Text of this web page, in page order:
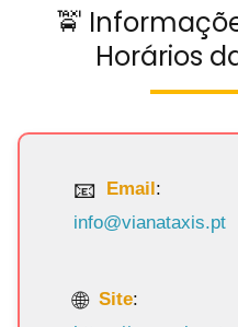
🚖
Horários
Email:
info@vianataxis.pt
Site: